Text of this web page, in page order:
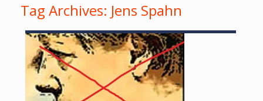
Tag Archives: Jens Spahn